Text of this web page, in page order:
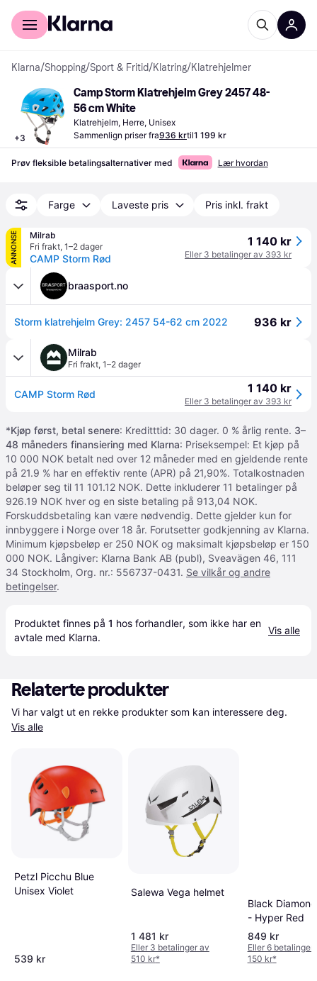
For kunder
Klarna/Shopping/Sport & Fritid/Klatring/Klatrehjelmer
+3
Camp Storm Klatrehjelm Grey 2457 48-
56 cm White
Klatrehjelm, Herre, Unisex
Sammenlign priser fra936 krtil1 199 kr
Prøv fleksible betalingsalternativer med Lær hvordan
Farge Laveste pris Pris inkl. frakt
ANNONSE
Milrab
Fri frakt, 1–2 dager
CAMP Storm Rød
1 140 kr
Eller 3 betalinger av 393 kr
braasport.no
Storm klatrehjelm Grey: 2457 54-62 cm 2022 936 kr
Milrab
Fri frakt, 1–2 dager
CAMP Storm Rød 1 140 kr
Eller 3 betalinger av 393 kr
*Kjøp først, betal senere: Kreditttid: 30 dager. 0 % årlig rente. 3–
48 måneders finansiering med Klarna: Priseksempel: Et kjøp på
10 000 NOK betalt ned over 12 måneder med en gjeldende rente
på 21.9 % har en effektiv rente (APR) på 21,90%. Totalkostnaden
beløper seg til 11 101.12 NOK. Dette inkluderer 11 betalinger på
926.19 NOK hver og en siste betaling på 913,04 NOK.
Forskuddsbetaling kan være nødvendig. Dette gjelder kun for
innbyggere i Norge over 18 år. Forutsetter godkjenning av Klarna.
Minimum kjøpsbeløp er 250 NOK og maksimalt kjøpsbeløp er 150
000 NOK. Långiver: Klarna Bank AB (publ), Sveavägen 46, 111
34 Stockholm, Org. nr.: 556737-0431. Se vilkår og andre
betingelser.
Produktet finnes på 1 hos forhandler, som ikke har en
avtale med Klarna.
Vis alle
Relaterte produkter
Vis alle
Petzl Picchu Blue
Unisex Violet
539 kr
Salewa Vega helmet
1 481 kr
Eller 3 betalinger av
510 kr*
Black
- Hyper Red
849 kr
Eller 6 betalinger
150 kr*